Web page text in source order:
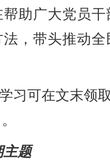
帮助广大党员
法，带头推动
习可在文末领
主题